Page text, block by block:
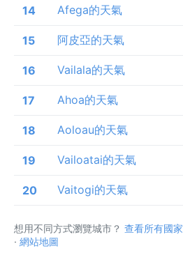
14 Afega的天氣
15 阿皮亞的天氣
16 Vailala的天氣
17 Ahoa的天氣
18 Aoloau的天氣
19 Vailoatai的天氣
20 Vaitogi的天氣
想用不同方式瀏覽城市？ 查看所有國家
· 網站地圖